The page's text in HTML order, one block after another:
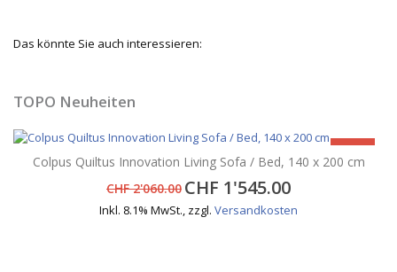
Das könnte Sie auch interessieren:
TOPO Neuheiten
-25%
Colpus Quiltus Innovation Living Sofa / Bed, 140 x 200 cm
CHF 2'060.00 CHF 1'545.00
Inkl. 8.1% MwSt., zzgl. Versandkosten